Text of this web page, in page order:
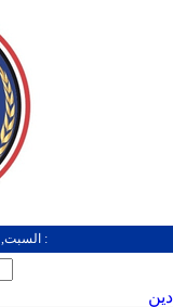
: السبت, 08-أغسطس-2026 الساعة: 05:46 م
دين